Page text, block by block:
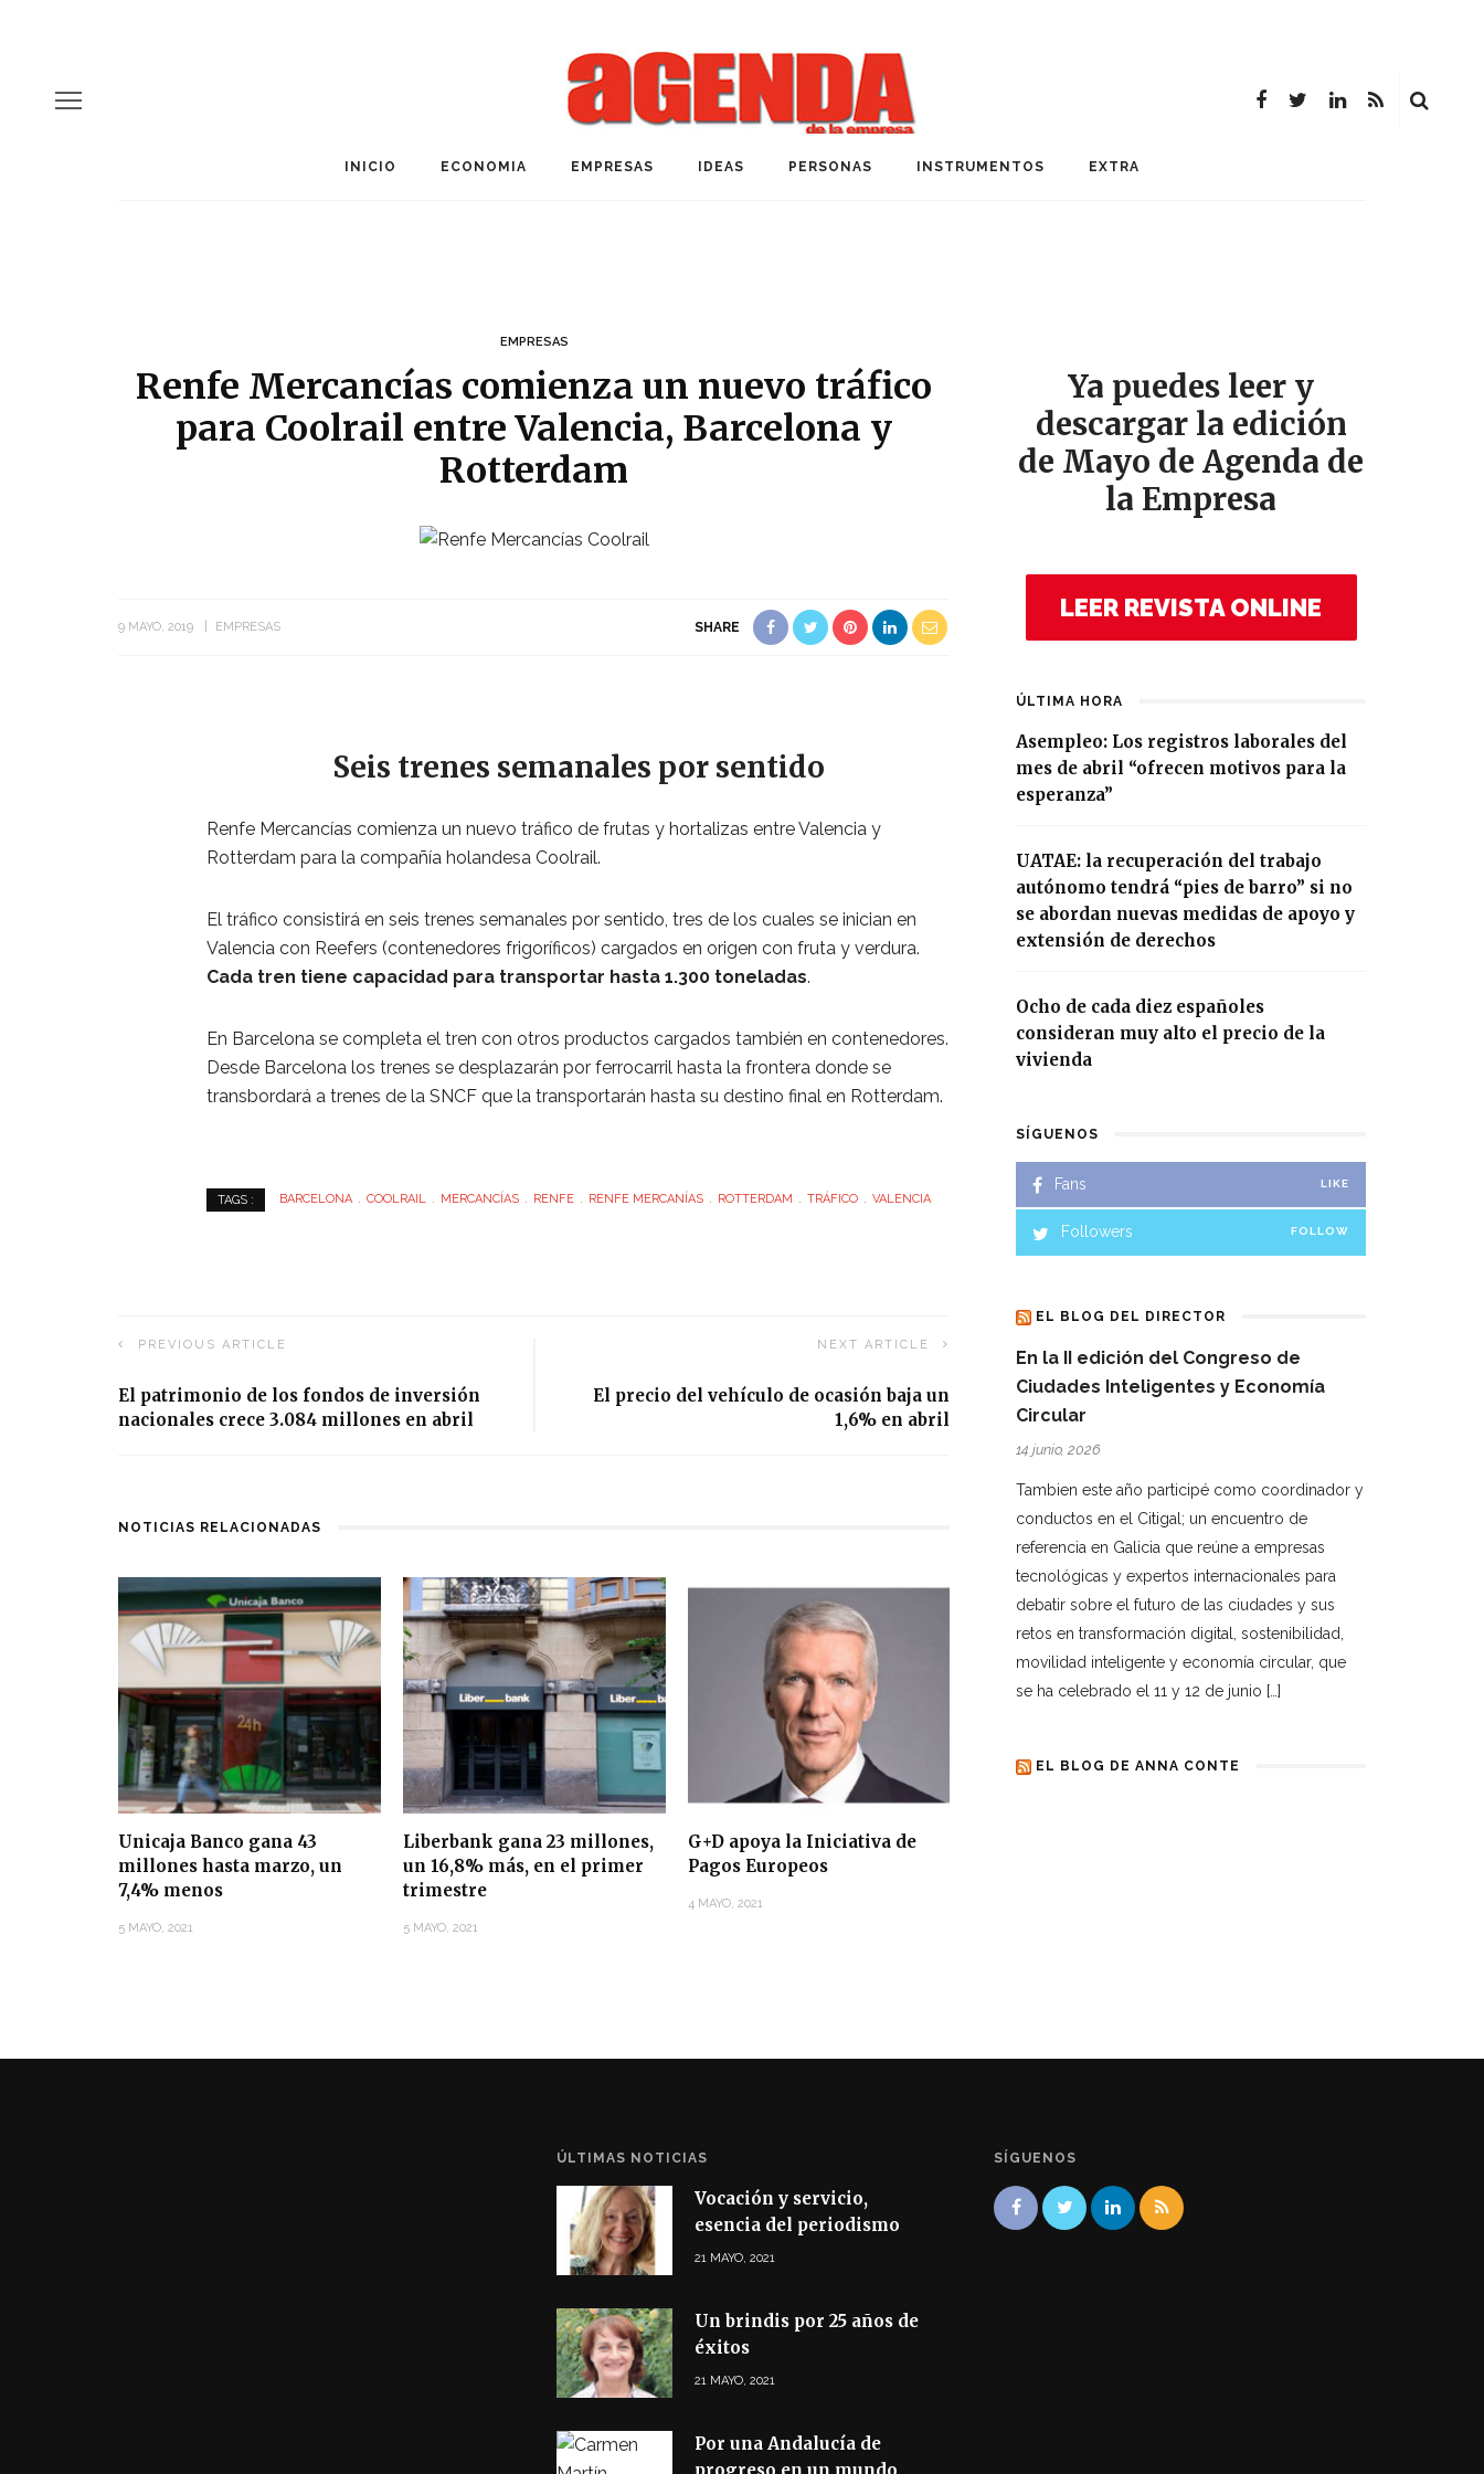
INICIO ECONOMIA EMPRESAS IDEAS PERSONAS INSTRUMENTOS EXTRA
EMPRESAS
Renfe Mercancías comienza un nuevo tráfico
para Coolrail entre Valencia, Barcelona y
Rotterdam
9 MAYO, 2019 EMPRESAS SHARE
Seis trenes semanales por sentido
Renfe Mercancías comienza un nuevo tráfico de frutas y hortalizas entre Valencia y
Rotterdam para la compañía holandesa Coolrail.
El tráfico consistirá en seis trenes semanales por sentido, tres de los cuales se inician en
Valencia con Reefers (contenedores frigoríficos) cargados en origen con fruta y verdura.
Cada tren tiene capacidad para transportar hasta 1.300 toneladas.
En Barcelona se completa el tren con otros productos cargados también en contenedores.
Desde Barcelona los trenes se desplazarán por ferrocarril hasta la frontera donde se
transbordará a trenes de la SNCF que la transportarán hasta su destino final en Rotterdam.
TAGS : BARCELONA COOLRAIL MERCANCÍAS RENFE RENFE MERCANÍAS ROTTERDAM TRÁFICO VALENCIA
PREVIOUS ARTICLE
El patrimonio de los fondos de inversión
nacionales crece 3.084 millones en abril
NEXT ARTICLE
El precio del vehículo de ocasión baja un
1,6% en abril
NOTICIAS RELACIONADAS
Unicaja Banco gana 43
millones hasta marzo, un
7,4% menos
5 MAYO, 2021
Liberbank gana 23 millones,
un 16,8% más, en el primer
trimestre
5 MAYO, 2021
G+D apoya la Iniciativa de
Pagos Europeos
4 MAYO, 2021
Ya puedes leer y
descargar la edición
de Mayo de Agenda de
la Empresa
LEER REVISTA ONLINE
ÚLTIMA HORA
Asempleo: Los registros laborales del
mes de abril “ofrecen motivos para la
esperanza”
UATAE: la recuperación del trabajo
autónomo tendrá “pies de barro” si no
se abordan nuevas medidas de apoyo y
extensión de derechos
Ocho de cada diez españoles
consideran muy alto el precio de la
vivienda
SÍGUENOS
Fans LIKE
Followers FOLLOW
EL BLOG DEL DIRECTOR
En la II edición del Congreso de
Ciudades Inteligentes y Economía
Circular
14 junio, 2026
Tambien este año participé como coordinador y
conductos en el Citigal; un encuentro de
referencia en Galicia que reúne a empresas
tecnológicas y expertos internacionales para
debatir sobre el futuro de las ciudades y sus
retos en transformación digital, sostenibilidad,
movilidad inteligente y economía circular, que
se ha celebrado el 11 y 12 de junio […]
EL BLOG DE ANNA CONTE
ÚLTIMAS NOTICIAS
Vocación y servicio,
esencia del periodismo
21 MAYO, 2021
Un brindis por 25 años de
éxitos
21 MAYO, 2021
Por una Andalucía de
SÍGUENOS